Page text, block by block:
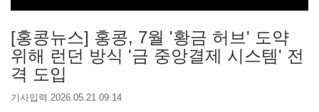
[홍콩뉴스] 홍콩, 7월 '황금 허브' 도약
위해 런던 방식 '금 중앙결제 시스템' 전
격 도입
기사입력 2026.05.21 09:14